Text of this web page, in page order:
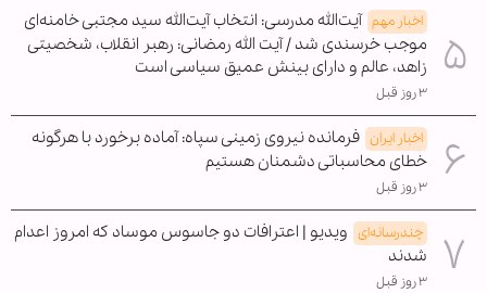
اخبار مهم آیت‌الله مدرسی: انتخاب آیت‌الله سید مجتبی خامنه‌ای
موجب خرسندی شد / آیت الله رمضانی: رهبر انقلاب، شخصیتی
زاهد، عالم و دارای بینش عمیق سیاسی است
۳ روز قبل
اخبار ایران فرمانده نیروی زمینی سپاه: آماده برخورد با هرگونه
خطای محاسباتی دشمنان هستیم
۳ روز قبل
چندرسانه‌ای ویدیو | اعترافات دو جاسوس موساد که امروز اعدام
شدند
۳ روز قبل